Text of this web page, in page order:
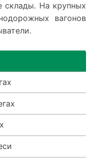
склады. На крупных
вагонов